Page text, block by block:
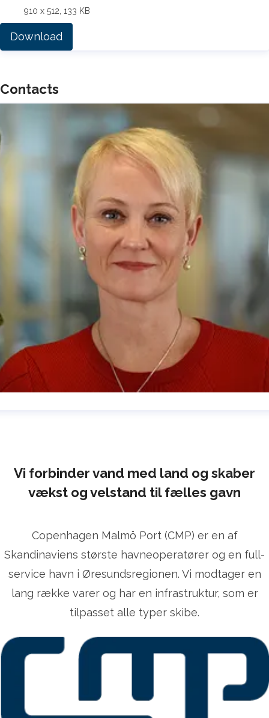
910 x 512, 133 KB
Download
Contacts
Vi forbinder vand med land og skaber
vækst og velstand til fælles gavn
Copenhagen Malmö Port (CMP) er en af
Skandinaviens største havneoperatører og en full-
service havn i Øresundsregionen. Vi modtager en
lang række varer og har en infrastruktur, som er
tilpasset alle typer skibe.